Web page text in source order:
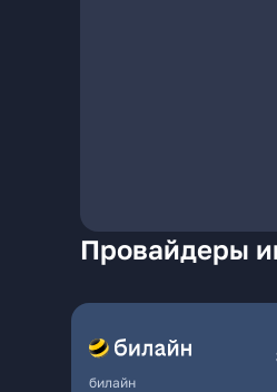
Провайдеры
билайн